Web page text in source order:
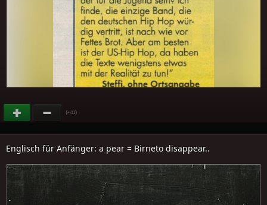
(+41)
Englisch für Anfänger: a pear = Birneto disappear..